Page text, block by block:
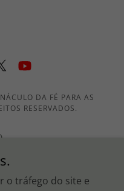
DA FÉ PARA AS
RESERVADOS.
o tráfego do site e